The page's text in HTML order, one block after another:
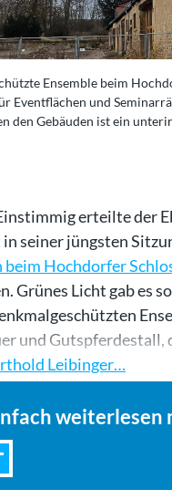
Ensemble beim
Eventflächen und
den Gebäuden ist ein
erteilte der
seiner jüngsten
beim Hochdorfer
Grünes Licht gab es
und Gutspferdestall,
Leibinger…
weiterlesen